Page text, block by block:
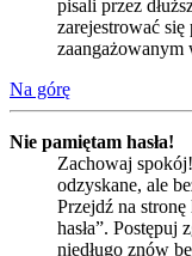
pisali przez
zarejestrować
Na górę
Nie pamiętam hasła!
Zachowaj
odzyskane, ale
Przejdź na
hasła”.
niedługo znów